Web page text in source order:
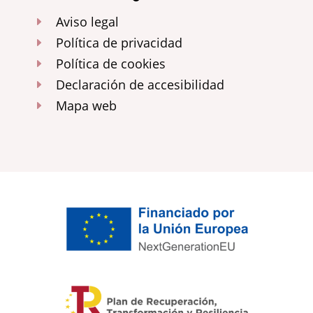
E Aviso legal
E Política de privacidad
E Política de cookies
E Declaración de accesibilidad
E Mapa web